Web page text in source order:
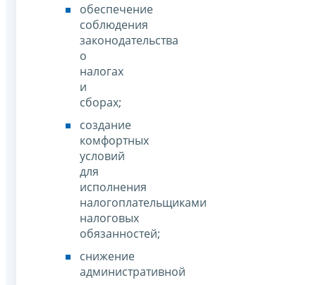
обеспечение
соблюдения
законодательства
о
налогах
и
сборах;
создание
комфортных
условий
для
исполнения
налогоплательщиками
налоговых
обязанностей;
снижение
административной